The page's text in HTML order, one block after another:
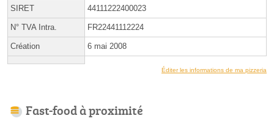
SIRET 44111222400023
N° TVA Intra. FR22441112224
Création 6 mai 2008
Éditer les informations de ma pizzeria
Fast-food à proximité